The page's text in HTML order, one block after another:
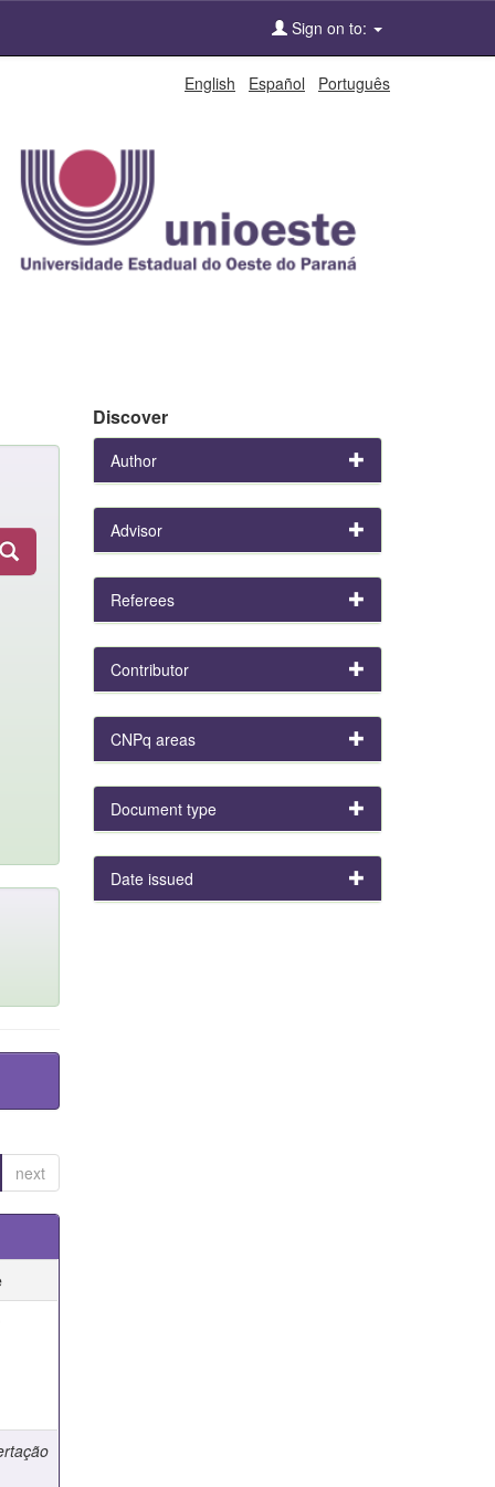
Sign on to:
English Español Português
next
Discover
Author
Advisor
Referees
Contributor
CNPq areas
Document type
Date issued